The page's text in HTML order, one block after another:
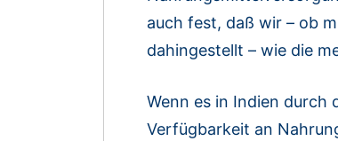
auch fest, daß wir – ob
dahingestellt – wie die
Wenn es in Indien durch
Verfügbarkeit an